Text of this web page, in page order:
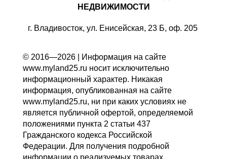
НЕДВИЖИМОСТИ
г. Владивосток, ул. Енисейская, 23 Б, оф. 205
© 2016—2026 | Информация на сайте
www.myland25.ru носит исключительно
информационный характер. Никакая
информация, опубликованная на сайте
www.myland25.ru, ни при каких условиях не
является публичной офертой, определяемой
положениями пункта 2 статьи 437
Гражданского кодекса Российской
Федерации. Для получения подробной
информации о реализуемых товарах,